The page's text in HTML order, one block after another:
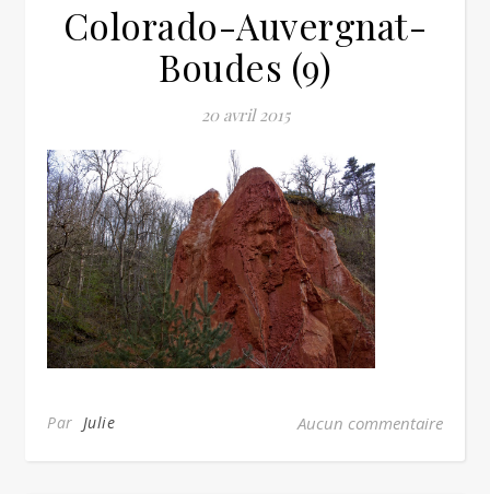
Colorado-Auvergnat-
Boudes (9)
20 avril 2015
Par Julie Aucun commentaire